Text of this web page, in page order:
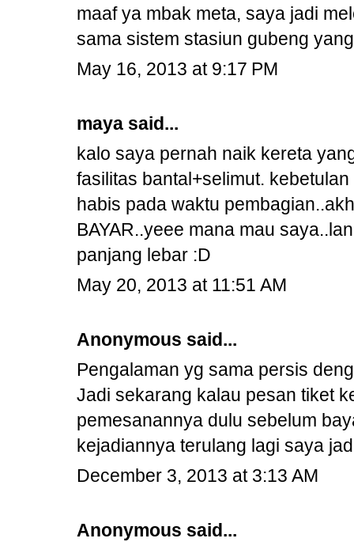
maaf ya mbak meta, saya jadi
sama sistem stasiun gubeng
May 16, 2013 at 9:17 PM
maya said...
kalo saya pernah naik kereta
fasilitas bantal+selimut.
habis pada waktu
BAYAR..yeee mana mau
panjang lebar :D
May 20, 2013 at 11:51 AM
Anonymous said...
Pengalaman yg sama persis
Jadi sekarang kalau pesan tiket
pemesanannya dulu sebelum
kejadiannya terulang lagi saya
December 3, 2013 at 3:13 AM
Anonymous said...